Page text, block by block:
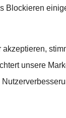
Blockieren
unsere